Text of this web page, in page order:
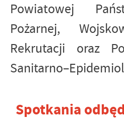
Powiatowej
Pożarnej,
Rekrutacji oraz
Spotkania